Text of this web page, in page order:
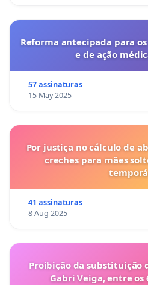
Reforma antecipada para
e de ação
57 assinaturas
15 May 2025
Por justiça no cálculo de
creches para mães
41 assinaturas
8 Aug 2025
Proibição da substituição
Gabri Veiga, entre os